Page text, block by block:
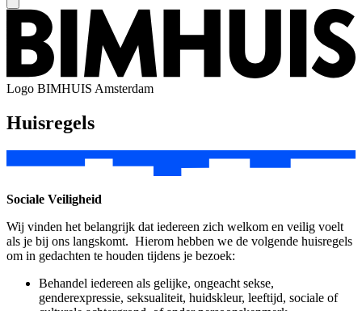
Logo BIMHUIS Amsterdam
Huisregels
Sociale Veiligheid
Wij vinden het belangrijk dat iedereen zich welkom en veilig voelt
als je bij ons langskomt. Hierom hebben we de volgende huisregels
om in gedachten te houden tijdens je bezoek:
Behandel iedereen als gelijke, ongeacht sekse,
genderexpressie, seksualiteit, huidskleur, leeftijd, sociale of